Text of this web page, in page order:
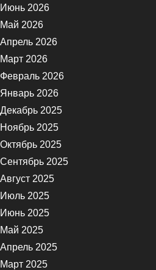
Июнь 2026
Май 2026
Апрель 2026
Март 2026
Февраль 2026
Январь 2026
Декабрь 2025
Ноябрь 2025
Октябрь 2025
Сентябрь 2025
Август 2025
Июль 2025
Июнь 2025
Май 2025
Апрель 2025
Март 2025